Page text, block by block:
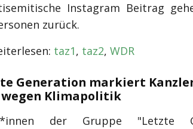
Instagram Beitrag
zurück.
taz1, taz2, WDR
Generation markiert
wegen Klimapolitik
der Gruppe "Letzte